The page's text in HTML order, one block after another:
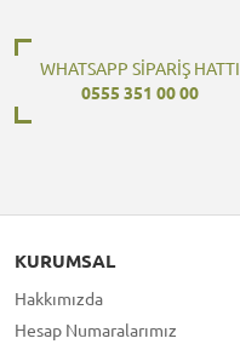
WHATSAPP SİPARİŞ HATTI
0555 351 00 00
KURUMSAL
Hakkımızda
Hesap Numaralarımız